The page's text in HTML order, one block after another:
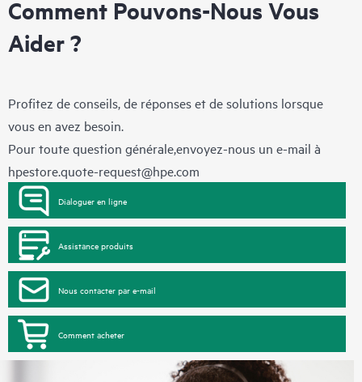
Comment Pouvons-Nous Vous
Aider ?
Profitez de conseils, de réponses et de solutions lorsque
vous en avez besoin.
Pour toute question générale,envoyez-nous un e-mail à
hpestore.quote-request@hpe.com
Dialoguer en ligne
Assistance produits
Nous contacter par e-mail
Comment acheter